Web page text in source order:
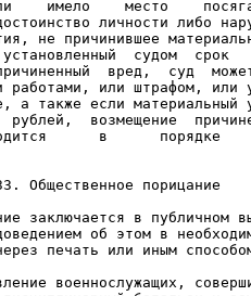
имело    место
личности либо
судом  срок
вред,  суд
работами, или штрафом, или
а также если материальный
возмещение
в      порядке
Общественное порицание
заключается в публичном
об этом в
печать или иным